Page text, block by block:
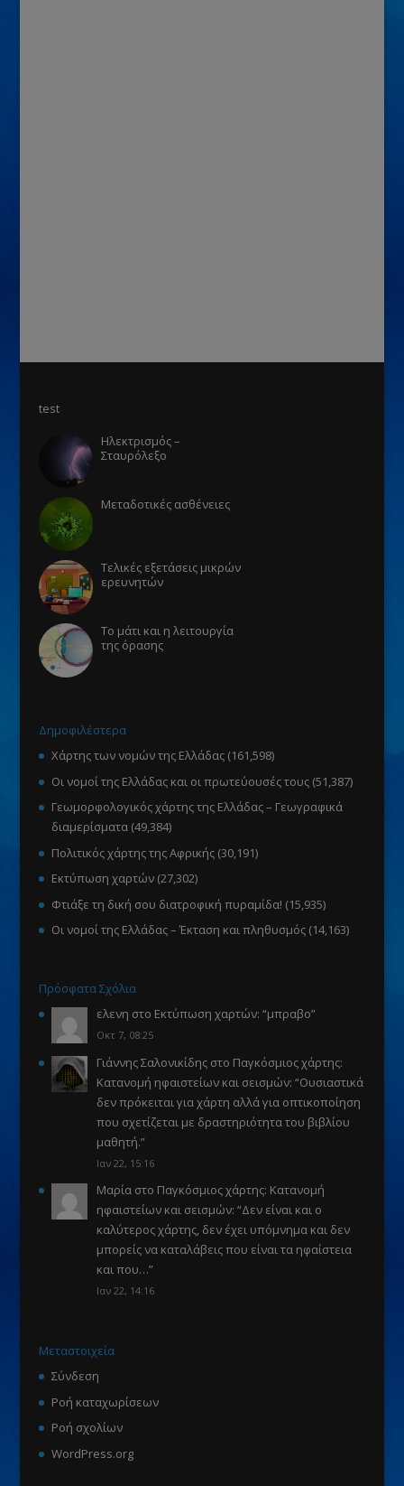
test
Ηλεκτρισμός –
Σταυρόλεξο
Μεταδοτικές ασθένειες
Τελικές εξετάσεις μικρών
ερευνητών
Το μάτι και η λειτουργία
της όρασης
Δημοφιλέστερα
Χάρτης των νομών της Ελλάδας (161,598)
Οι νομοί της Ελλάδας και οι πρωτεύουσές τους (51,387)
Γεωμορφολογικός χάρτης της Ελλάδας – Γεωγραφικά
διαμερίσματα (49,384)
Πολιτικός χάρτης της Αφρικής (30,191)
Εκτύπωση χαρτών (27,302)
Φτιάξε τη δική σου διατροφική πυραμίδα! (15,935)
Οι νομοί της Ελλάδας – Έκταση και πληθυσμός (14,163)
Πρόσφατα Σχόλια
ελενη στο Εκτύπωση χαρτών: “μπραβο”
Οκτ 7, 08:25
Γιάννης Σαλονικίδηςστο Παγκόσμιος χάρτης:
Κατανομή ηφαιστείων και σεισμών: “Ουσιαστικά
δεν πρόκειται για χάρτη αλλά για οπτικοποίηση
που σχετίζεται με δραστηριότητα του βιβλίου
μαθητή.”
Ιαν 22, 15:16
Μαρίαστο Παγκόσμιος χάρτης: Κατανομή
ηφαιστείων και σεισμών: “Δεν είναι και ο
καλύτερος χάρτης, δεν έχει υπόμνημα και δεν
μπορείς να καταλάβεις που είναι τα ηφαίστεια
και που…”
Ιαν 22, 14:16
Μεταστοιχεία
Σύνδεση
Ροή καταχωρίσεων
Ροή σχολίων
WordPress.org